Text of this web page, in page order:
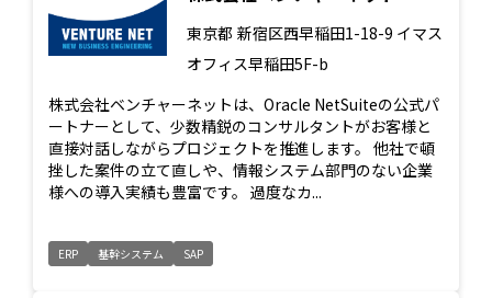
東京都 新宿区西早稲田1-18-9 イマス
オフィス早稲田5F-b
株式会社ベンチャーネットは、Oracle NetSuiteの公式パ
ートナーとして、少数精鋭のコンサルタントがお客様と
直接対話しながらプロジェクトを推進します。 他社で頓
挫した案件の立て直しや、情報システム部門のない企業
様への導入実績も豊富です。 過度なカ...
ERP 基幹システム SAP